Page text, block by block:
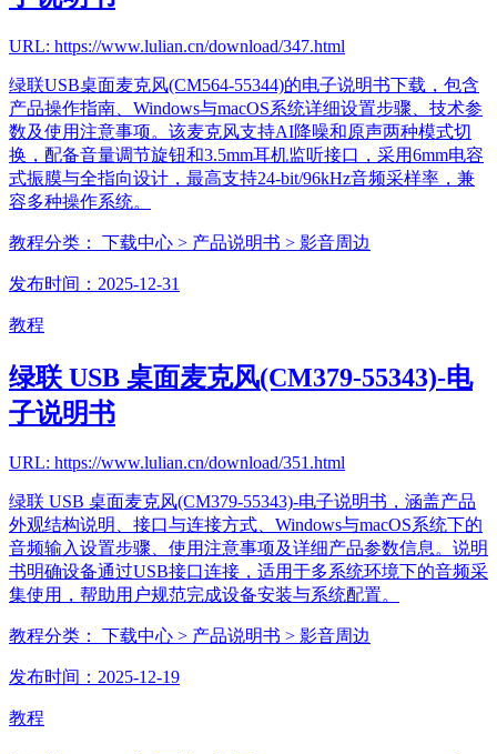
URL: https://www.lulian.cn/download/347.html
绿联USB桌面麦克风(CM564-55344)的电子说明书下载，包含
产品操作指南、Windows与macOS系统详细设置步骤、技术参
数及使用注意事项。该麦克风支持AI降噪和原声两种模式切
换，配备音量调节旋钮和3.5mm耳机监听接口，采用6mm电容
式振膜与全指向设计，最高支持24-bit/96kHz音频采样率，兼
容多种操作系统。
教程分类： 下载中心 > 产品说明书 > 影音周边
发布时间：2025-12-31
教程
绿联 USB 桌面麦克风(CM379-55343)-电
子说明书
URL: https://www.lulian.cn/download/351.html
绿联 USB 桌面麦克风(CM379-55343)-电子说明书，涵盖产品
外观结构说明、接口与连接方式、Windows与macOS系统下的
音频输入设置步骤、使用注意事项及详细产品参数信息。说明
书明确设备通过USB接口连接，适用于多系统环境下的音频采
集使用，帮助用户规范完成设备安装与系统配置。
教程分类： 下载中心 > 产品说明书 > 影音周边
发布时间：2025-12-19
教程